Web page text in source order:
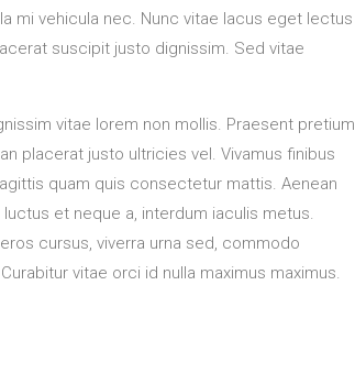
mi vehicula nec. Nunc vitae lacus eget lectus
suscipit justo dignissim. Sed vitae
vitae lorem non mollis. Praesent pretium
placerat justo ultricies vel. Vivamus finibus
quam quis consectetur mattis. Aenean
et neque a, interdum iaculis metus.
cursus, viverra urna sed, commodo
vitae orci id nulla maximus maximus.